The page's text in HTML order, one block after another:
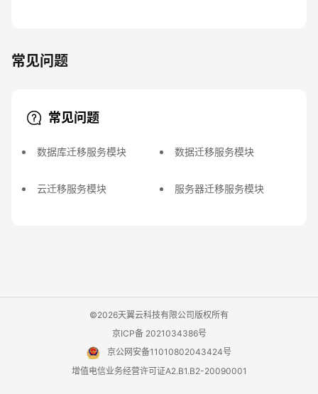
常见问题
常见问题
数据库迁移服务模块 数据迁移服务模块
云迁移服务模块 服务器迁移服务模块
©2026天翼云科技有限公司版权所有
京ICP备 2021034386号
京公网安备11010802043424号
增值电信业务经营许可证A2.B1.B2-20090001